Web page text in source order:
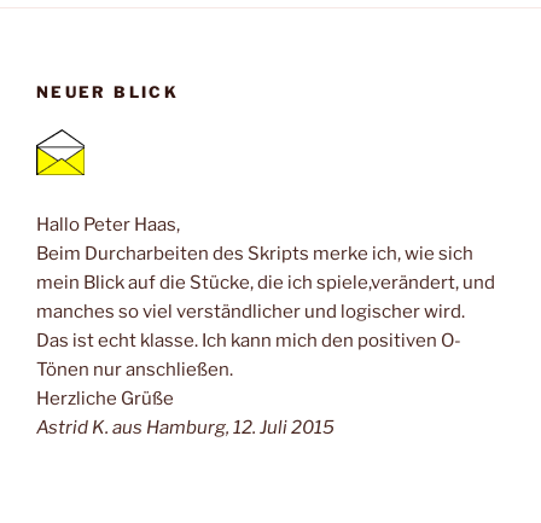
NEUER BLICK
Hallo Peter Haas,
Beim Durcharbeiten des Skripts merke ich, wie sich
mein Blick auf die Stücke, die ich spiele,verändert, und
manches so viel verständlicher und logischer wird.
Das ist echt klasse. Ich kann mich den positiven O-
Tönen nur anschließen.
Herzliche Grüße
Astrid K. aus Hamburg, 12. Juli 2015